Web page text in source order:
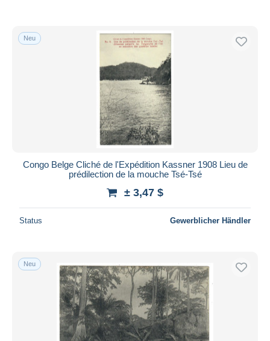
Neu
Congo Belge Cliché de l'Expédition Kassner 1908 Lieu de
prédilection de la mouche Tsé-Tsé
± 3,47 $
Status Gewerblicher Händler
Neu